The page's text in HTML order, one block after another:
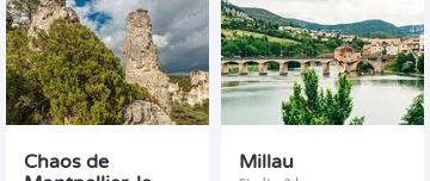
Chaos de
Millau